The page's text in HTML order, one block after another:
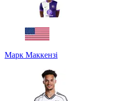
Марк Маккензі